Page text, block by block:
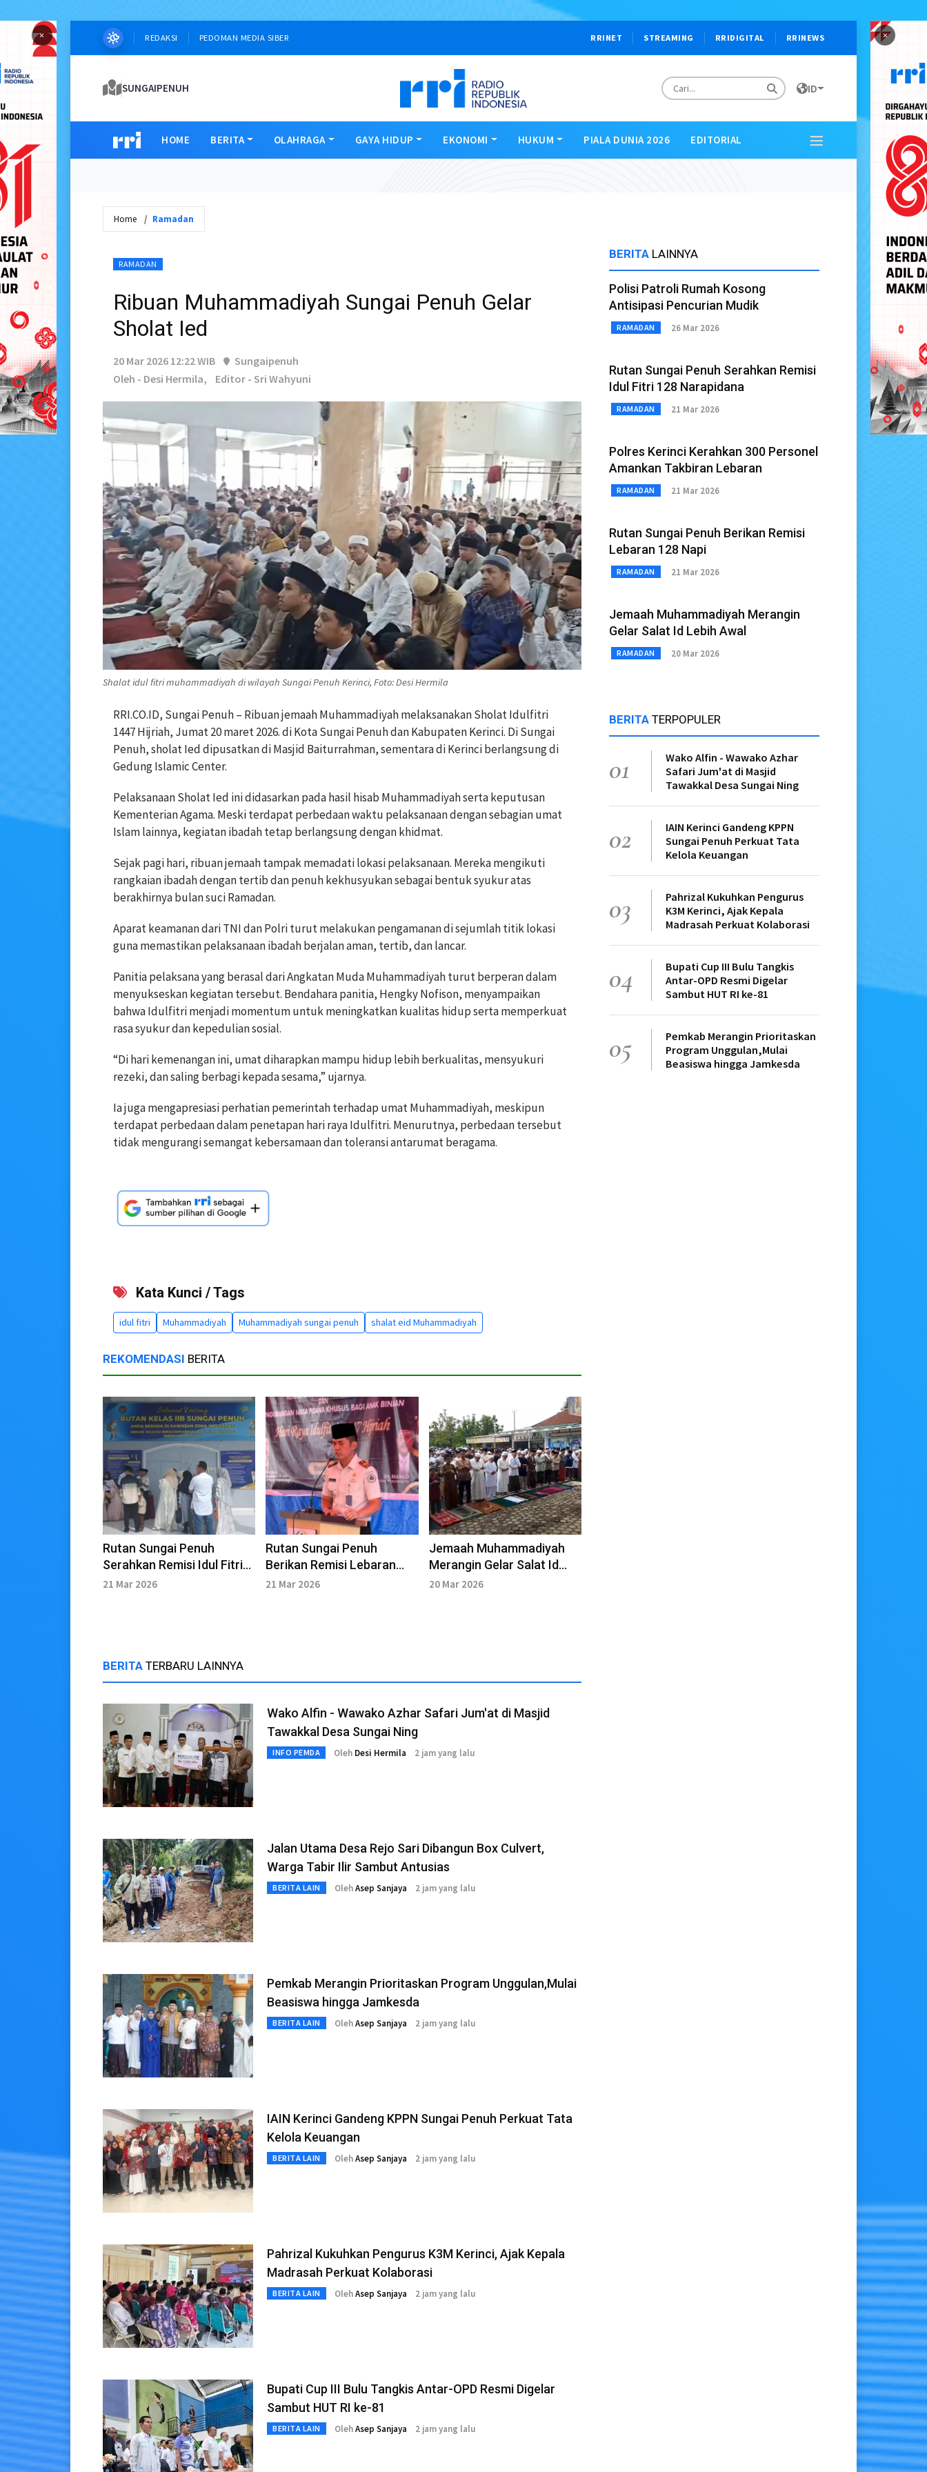
× ×
REDAKSI PEDOMAN MEDIA SIBER RRINET STREAMING RRIDIGITAL RRINEWS
SUNGAIPENUH ID
HOME BERITA OLAHRAGA GAYA HIDUP EKONOMI HUKUM PIALA DUNIA 2026 EDITORIAL
Home Ramadan
RAMADAN
Ribuan Muhammadiyah Sungai Penuh Gelar
Sholat Ied
20 Mar 2026 12:22 WIB
Sungaipenuh
Oleh - Desi Hermila,
Editor - Sri Wahyuni
Shalat idul fitri muhammadiyah di wilayah Sungai Penuh Kerinci, Foto: Desi Hermila
RRI.CO.ID, Sungai Penuh – Ribuan jemaah Muhammadiyah melaksanakan Sholat Idulfitri
1447 Hijriah, Jumat 20 maret 2026. di Kota Sungai Penuh dan Kabupaten Kerinci. Di Sungai
Penuh, sholat Ied dipusatkan di Masjid Baiturrahman, sementara di Kerinci berlangsung di
Gedung Islamic Center.
Pelaksanaan Sholat Ied ini didasarkan pada hasil hisab Muhammadiyah serta keputusan
Kementerian Agama. Meski terdapat perbedaan waktu pelaksanaan dengan sebagian umat
Islam lainnya, kegiatan ibadah tetap berlangsung dengan khidmat.
Sejak pagi hari, ribuan jemaah tampak memadati lokasi pelaksanaan. Mereka mengikuti
rangkaian ibadah dengan tertib dan penuh kekhusyukan sebagai bentuk syukur atas
berakhirnya bulan suci Ramadan.
Aparat keamanan dari TNI dan Polri turut melakukan pengamanan di sejumlah titik lokasi
guna memastikan pelaksanaan ibadah berjalan aman, tertib, dan lancar.
Panitia pelaksana yang berasal dari Angkatan Muda Muhammadiyah turut berperan dalam
menyukseskan kegiatan tersebut. Bendahara panitia, Hengky Nofison, menyampaikan
bahwa Idulfitri menjadi momentum untuk meningkatkan kualitas hidup serta memperkuat
rasa syukur dan kepedulian sosial.
“Di hari kemenangan ini, umat diharapkan mampu hidup lebih berkualitas, mensyukuri
rezeki, dan saling berbagi kepada sesama,” ujarnya.
Ia juga mengapresiasi perhatian pemerintah terhadap umat Muhammadiyah, meskipun
terdapat perbedaan dalam penetapan hari raya Idulfitri. Menurutnya, perbedaan tersebut
tidak mengurangi semangat kebersamaan dan toleransi antarumat beragama.
Kata Kunci / Tags
idul fitri Muhammadiyah Muhammadiyah sungai penuh shalat eid Muhammadiyah
REKOMENDASI BERITA
Rutan Sungai Penuh
Serahkan Remisi Idul Fitri
128 Narapidana
21 Mar 2026
Rutan Sungai Penuh
Berikan Remisi Lebaran
128 Napi
21 Mar 2026
Jemaah Muhammadiyah
Merangin Gelar Salat Id
Lebih Awal
20 Mar 2026
BERITA TERBARU LAINNYA
Wako Alfin - Wawako Azhar Safari Jum'at di Masjid
Tawakkal Desa Sungai Ning
INFO PEMDA Oleh Desi Hermila 2 jam yang lalu
Jalan Utama Desa Rejo Sari Dibangun Box Culvert,
Warga Tabir Ilir Sambut Antusias
BERITA LAIN OlehAsep Sanjaya 2 jam yang lalu
Pemkab Merangin Prioritaskan Program Unggulan,Mulai
Beasiswa hingga Jamkesda
BERITA LAIN OlehAsep Sanjaya 2 jam yang lalu
IAIN Kerinci Gandeng KPPN Sungai Penuh Perkuat Tata
Kelola Keuangan
BERITA LAIN OlehAsep Sanjaya 2 jam yang lalu
Pahrizal Kukuhkan Pengurus K3M Kerinci, Ajak Kepala
Madrasah Perkuat Kolaborasi
BERITA LAIN OlehAsep Sanjaya 2 jam yang lalu
Bupati Cup III Bulu Tangkis Antar-OPD Resmi Digelar
Sambut HUT RI ke-81
BERITA LAIN OlehAsep Sanjaya 2 jam yang lalu
BERITA LAINNYA
Polisi Patroli Rumah Kosong
Antisipasi Pencurian Mudik
RAMADAN 26 Mar 2026
Rutan Sungai Penuh Serahkan Remisi
Idul Fitri 128 Narapidana
RAMADAN 21 Mar 2026
Polres Kerinci Kerahkan 300 Personel
Amankan Takbiran Lebaran
RAMADAN 21 Mar 2026
Rutan Sungai Penuh Berikan Remisi
Lebaran 128 Napi
RAMADAN 21 Mar 2026
Jemaah Muhammadiyah Merangin
Gelar Salat Id Lebih Awal
RAMADAN 20 Mar 2026
BERITA TERPOPULER
01
Wako Alfin - Wawako Azhar
Safari Jum'at di Masjid
Tawakkal Desa Sungai Ning
02
IAIN Kerinci Gandeng KPPN
Sungai Penuh Perkuat Tata
Kelola Keuangan
03
Pahrizal Kukuhkan Pengurus
K3M Kerinci, Ajak Kepala
Madrasah Perkuat Kolaborasi
04
Bupati Cup III Bulu Tangkis
Antar-OPD Resmi Digelar
Sambut HUT RI ke-81
05
Pemkab Merangin Prioritaskan
Program Unggulan,Mulai
Beasiswa hingga Jamkesda